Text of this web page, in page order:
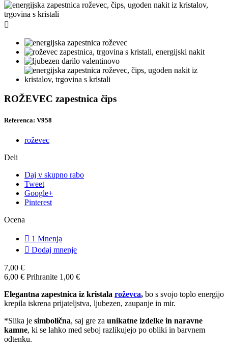

ROŽEVEC zapestnica čips
Referenca: V958
roževec
Deli
Daj v skupno rabo
Tweet
Google+
Pinterest
Ocena
 1 Mnenja
 Dodaj mnenje
7,00 €
6,00 € Prihranite 1,00 €
Elegantna zapestnica iz kristala roževca, bo s svojo toplo energijo
krepila iskrena prijateljstva, ljubezen, zaupanje in mir.
*Slika je simbolična, saj gre za unikatne izdelke in naravne
kamne, ki se lahko med seboj razlikujejo po obliki in barvnem
odtenku.